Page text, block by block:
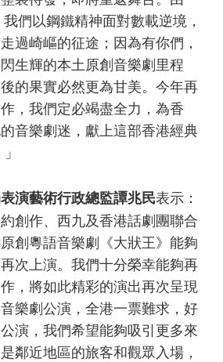
們以鋼鐵精神面對數載逆境，
過崎嶇的征途；因為有你們，
生輝的本土原創音樂劇里程
的果實必然更為甘美。今年再
，我們定必竭盡全力，為香
音樂劇迷，獻上這部香港經典
演藝術行政總監譚兆民表示：
創作、西九及香港話劇團聯合
創粵語音樂劇《大狀王》能夠
次上演。我們十分榮幸能夠再
，將如此精彩的演出再次呈現
樂劇公演，全港一票難求，好
演，我們希望能夠吸引更多來
鄰近地區的旅客和觀眾入場，